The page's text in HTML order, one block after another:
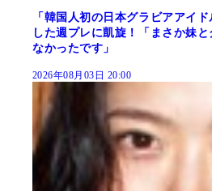
「韓国人初の日本グラビアアイ
した週プレに凱旋！「まさか妹
なかったです」
2026年08月03日 20:00